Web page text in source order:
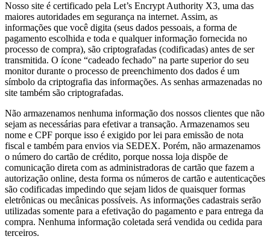
Nosso site é certificado pela Let’s Encrypt Authority X3, uma das
maiores autoridades em segurança na internet. Assim, as
informações que você digita (seus dados pessoais, a forma de
pagamento escolhida e toda e qualquer informação fornecida no
processo de compra), são criptografadas (codificadas) antes de ser
transmitida. O ícone “cadeado fechado” na parte superior do seu
monitor durante o processo de preenchimento dos dados é um
símbolo da criptografia das informações. As senhas armazenadas no
site também são criptografadas.
Não armazenamos nenhuma informação dos nossos clientes que não
sejam as necessárias para efetivar a transação. Armazenamos seu
nome e CPF porque isso é exigido por lei para emissão de nota
fiscal e também para envios via SEDEX. Porém, não armazenamos
o número do cartão de crédito, porque nossa loja dispõe de
comunicação direta com as administradoras de cartão que fazem a
autorização online, desta forma os números de cartão e autenticações
são codificadas impedindo que sejam lidos de quaisquer formas
eletrônicas ou mecânicas possíveis. As informações cadastrais serão
utilizadas somente para a efetivação do pagamento e para entrega da
compra. Nenhuma informação coletada será vendida ou cedida para
terceiros.